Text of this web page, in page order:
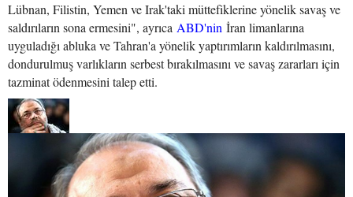
Lübnan, Filistin, Yemen ve Irak'taki müttefiklerine yönelik savaş ve
saldırıların sona ermesini", ayrıca ABD'nin İran limanlarına
uyguladığı abluka ve Tahran'a yönelik yaptırımların kaldırılmasını,
dondurulmuş varlıkların serbest bırakılmasını ve savaş zararları için
tazminat ödenmesini talep etti.